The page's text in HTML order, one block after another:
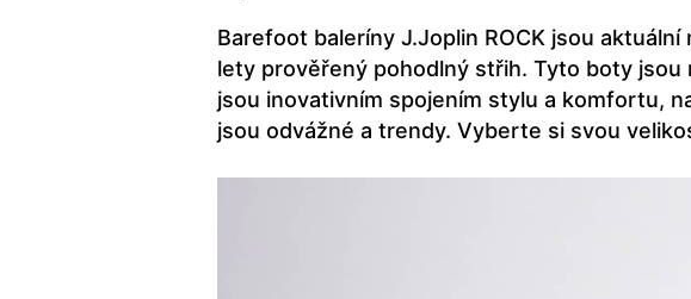
Barefoot baleríny J.Joplin ROCK jsou
lety prověřený pohodlný střih. Tyto boty
jsou inovativním spojením stylu a komfortu,
jsou odvážné a trendy. Vyberte si svou